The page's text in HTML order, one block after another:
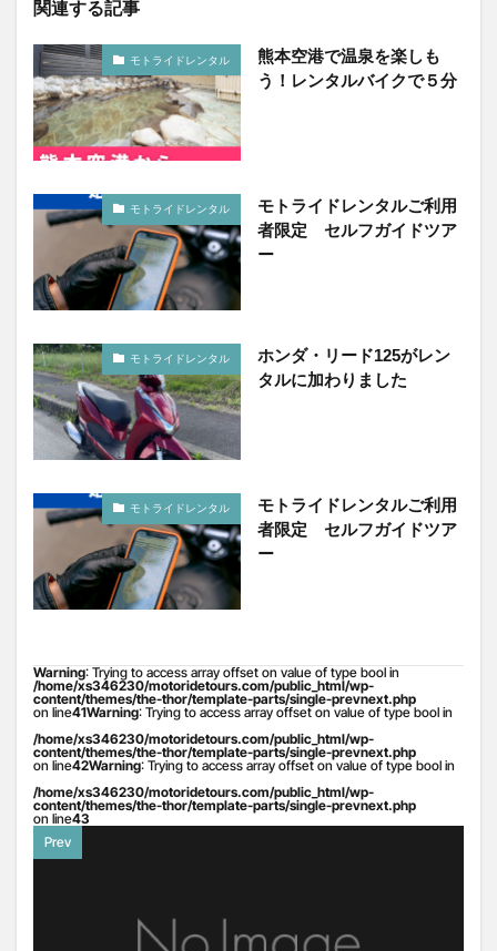
関連する記事
モトライドレンタル
熊本空港で温泉を楽しも
う！レンタルバイクで５分
モトライドレンタル
モトライドレンタルご利用
者限定 セルフガイドツア
ー
モトライドレンタル
ホンダ・リード125がレン
タルに加わりました
モトライドレンタル
モトライドレンタルご利用
者限定 セルフガイドツア
ー
Warning: Trying to access array offset on value of type bool in
/home/xs346230/motoridetours.com/public_html/wp-
content/themes/the-thor/template-parts/single-prevnext.php
on line41Warning: Trying to access array offset on value of type bool in
/home/xs346230/motoridetours.com/public_html/wp-
content/themes/the-thor/template-parts/single-prevnext.php
on line42Warning: Trying to access array offset on value of type bool in
/home/xs346230/motoridetours.com/public_html/wp-
content/themes/the-thor/template-parts/single-prevnext.php
on line43
Prev